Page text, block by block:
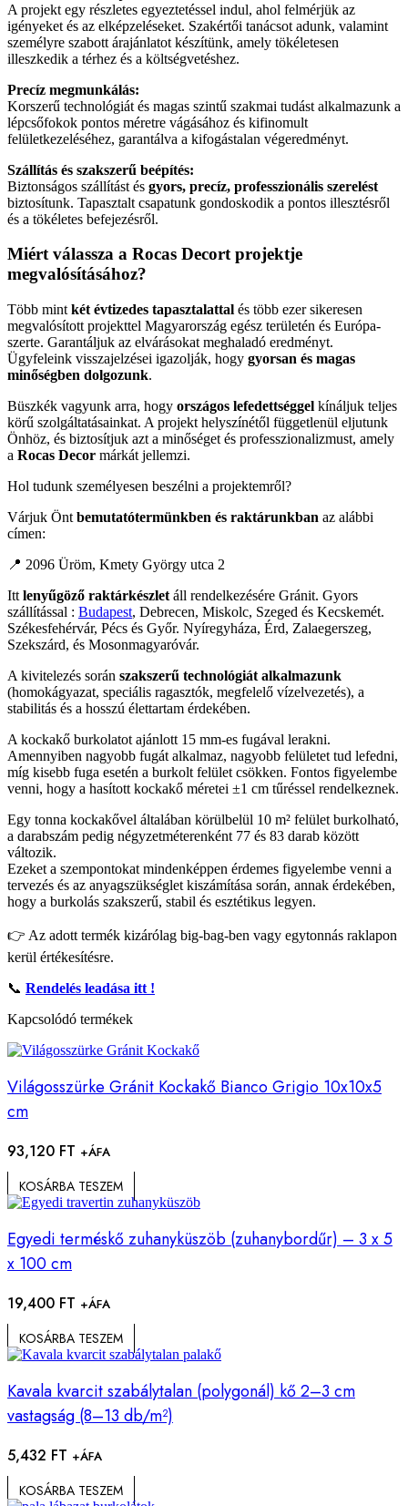
A projekt egy részletes egyeztetéssel indul, ahol felmérjük az
igényeket és az elképzeléseket. Szakértői tanácsot adunk, valamint
személyre szabott árajánlatot készítünk, amely tökéletesen
illeszkedik a térhez és a költségvetéshez.
Precíz megmunkálás:
Korszerű technológiát és magas szintű szakmai tudást alkalmazunk a
lépcsőfokok pontos méretre vágásához és kifinomult
felületkezeléséhez, garantálva a kifogástalan végeredményt.
Szállítás és szakszerű beépítés:
Biztonságos szállítást és gyors, precíz, professzionális szerelést
biztosítunk. Tapasztalt csapatunk gondoskodik a pontos illesztésről
és a tökéletes befejezésről.
Miért válassza a Rocas Decort projektje
megvalósításához?
Több mint két évtizedes tapasztalattal és több ezer sikeresen
megvalósított projekttel Magyarország egész területén és Európa-
szerte. Garantáljuk az elvárásokat meghaladó eredményt.
Ügyfeleink visszajelzései igazolják, hogy gyorsan és magas
minőségben dolgozunk.
Büszkék vagyunk arra, hogy országos lefedettséggel kínáljuk teljes
körű szolgáltatásainkat. A projekt helyszínétől függetlenül eljutunk
Önhöz, és biztosítjuk azt a minőséget és professzionalizmust, amely
a Rocas Decor márkát jellemzi.
Hol tudunk személyesen beszélni a projektemről?
Várjuk Önt bemutatótermünkben és raktárunkban az alábbi
címen:
📍 2096 Üröm, Kmety György utca 2
Itt lenyűgöző raktárkészlet áll rendelkezésére Gránit. Gyors
szállítással : Budapest, Debrecen, Miskolc, Szeged és Kecskemét.
Székesfehérvár, Pécs és Győr. Nyíregyháza, Érd, Zalaegerszeg,
Szekszárd, és Mosonmagyaróvár.
A kivitelezés során szakszerű technológiát alkalmazunk
(homokágyazat, speciális ragasztók, megfelelő vízelvezetés), a
stabilitás és a hosszú élettartam érdekében.
A kockakő burkolatot ajánlott 15 mm-es fugával lerakni.
Amennyiben nagyobb fugát alkalmaz, nagyobb felületet tud lefedni,
míg kisebb fuga esetén a burkolt felület csökken. Fontos figyelembe
venni, hogy a hasított kockakő méretei ±1 cm tűréssel rendelkeznek.
Egy tonna kockakővel általában körülbelül 10 m² felület burkolható,
a darabszám pedig négyzetméterenként 77 és 83 darab között
változik.
Ezeket a szempontokat mindenképpen érdemes figyelembe venni a
tervezés és az anyagszükséglet kiszámítása során, annak érdekében,
hogy a burkolás szakszerű, stabil és esztétikus legyen.
👉 Az adott termék kizárólag big-bag-ben vagy egytonnás raklapon
kerül értékesítésre.
📞 Rendelés leadása itt !
Kapcsolódó termékek
Világosszürke Gránit Kockakő Bianco Grigio 10x10x5
cm
93,120 FT +ÁFA
KOSÁRBA TESZEM
Egyedi terméskő zuhanyküszöb (zuhanybordűr) – 3 x 5
x 100 cm
19,400 FT +ÁFA
KOSÁRBA TESZEM
Kavala kvarcit szabálytalan (polygonál) kő 2–3 cm
vastagság (8–13 db/m²)
5,432 FT +ÁFA
KOSÁRBA TESZEM